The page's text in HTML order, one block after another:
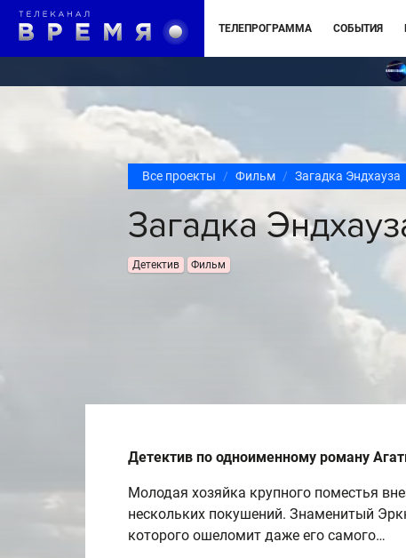
ТЕЛЕПРОГРАММА СОБЫТИЯ
Все проекты Фильм Загадка Эндхауза
Загадка
Детектив Фильм
Детектив по одноименному роману
Молодая хозяйка крупного поместья
нескольких покушений. Знаменитый
которого ошеломит даже его самого…